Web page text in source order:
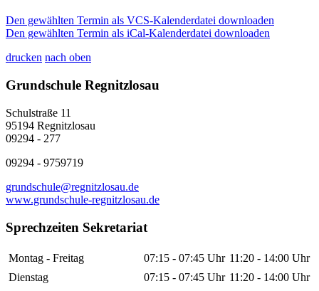
Den gewählten Termin als VCS-Kalenderdatei downloaden
Den gewählten Termin als iCal-Kalenderdatei downloaden
drucken nach oben
Grundschule Regnitzlosau
Schulstraße 11
95194 Regnitzlosau
09294 - 277
09294 - 9759719
grundschule@regnitzlosau.de
www.grundschule-regnitzlosau.de
Sprechzeiten Sekretariat
Montag - Freitag 07:15 - 07:45 Uhr 11:20 - 14:00 Uhr
Dienstag
07:15 - 07:45 Uhr 11:20 - 14:00 Uhr